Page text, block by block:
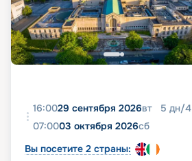
16:0029 сентября 2026вт 5 дн/4
07:0003 октября 2026сб
Вы посетите 2 страны: